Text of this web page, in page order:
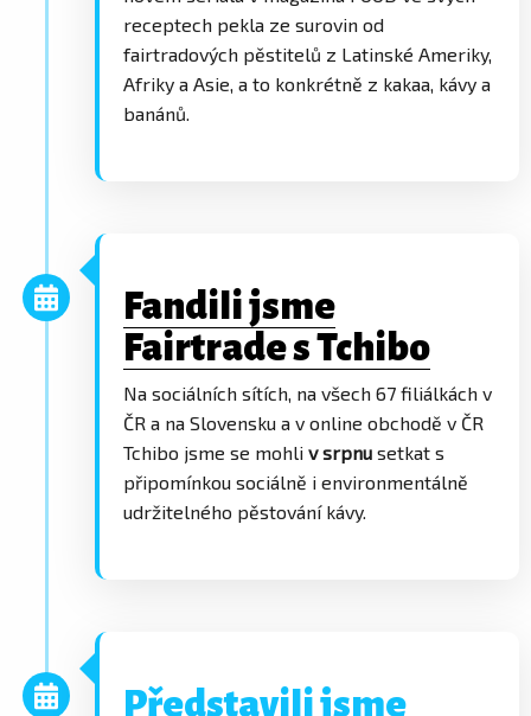
receptech pekla ze surovin od
fairtradových pěstitelů z Latinské Ameriky,
Afriky a Asie, a to konkrétně z kakaa, kávy a
banánů.
Fandili jsme
Fairtrade s Tchibo
Na sociálních sítích, na všech 67 filiálkách v
ČR a na Slovensku a v online obchodě v ČR
Tchibo jsme se mohli v srpnu setkat s
připomínkou sociálně i environmentálně
udržitelného pěstování kávy.
Představili jsme